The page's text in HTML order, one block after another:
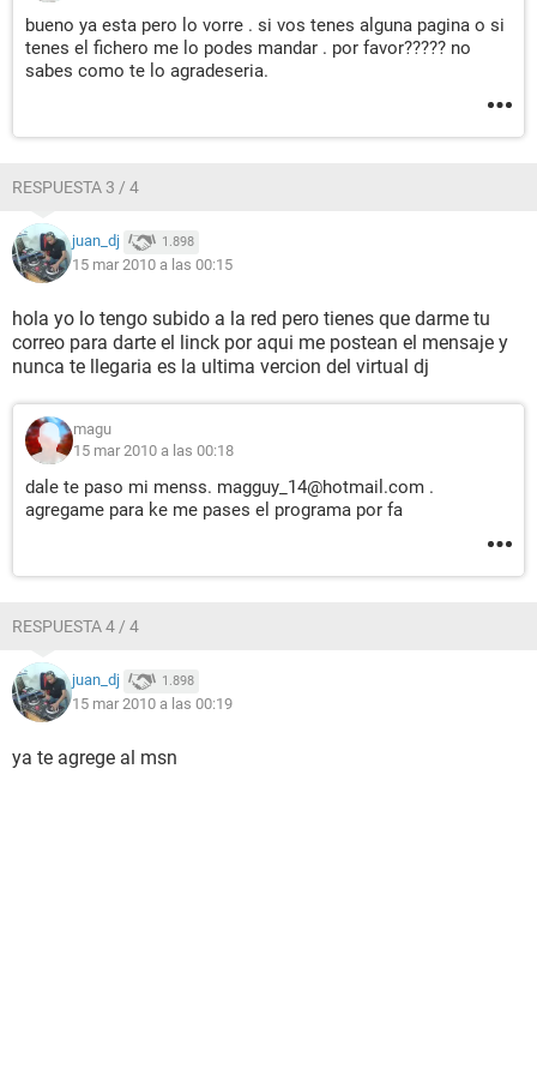
bueno ya esta pero lo vorre . si vos tenes alguna pagina o si
tenes el fichero me lo podes mandar . por favor????? no
sabes como te lo agradeseria.
RESPUESTA 3 / 4
juan_dj 1.898
15 mar 2010 a las 00:15
hola yo lo tengo subido a la red pero tienes que darme tu
correo para darte el linck por aqui me postean el mensaje y
nunca te llegaria es la ultima vercion del virtual dj
magu
15 mar 2010 a las 00:18
dale te paso mi menss. magguy_14@hotmail.com .
agregame para ke me pases el programa por fa
RESPUESTA 4 / 4
juan_dj 1.898
15 mar 2010 a las 00:19
ya te agrege al msn